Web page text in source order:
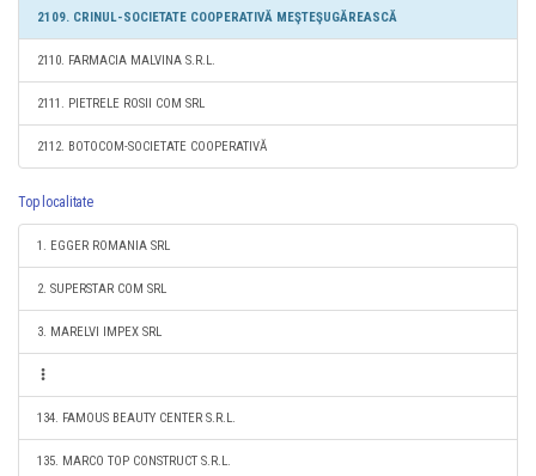
2109. CRINUL-SOCIETATE COOPERATIVĂ MEŞTEŞUGĂREASCĂ
2110. FARMACIA MALVINA S.R.L.
2111. PIETRELE ROSII COM SRL
2112. BOTOCOM-SOCIETATE COOPERATIVĂ
Top localitate
1. EGGER ROMANIA SRL
2. SUPERSTAR COM SRL
3. MARELVI IMPEX SRL
134. FAMOUS BEAUTY CENTER S.R.L.
135. MARCO TOP CONSTRUCT S.R.L.